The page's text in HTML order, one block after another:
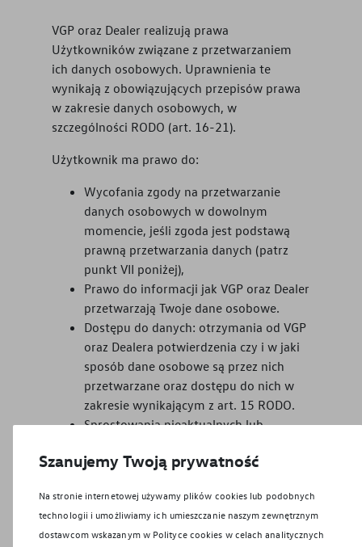
VGP oraz Dealer realizują prawa
Użytkowników związane z przetwarzaniem
ich danych osobowych. Uprawnienia te
wynikają z obowiązujących przepisów prawa
w zakresie danych osobowych, w
szczególności RODO (art. 16-21).
Użytkownik ma prawo do:
Wycofania zgody na przetwarzanie
danych osobowych w dowolnym
momencie, jeśli zgoda jest podstawą
prawną przetwarzania danych (patrz
punkt VII poniżej),
Prawo do informacji jak VGP oraz Dealer
przetwarzają Twoje dane osobowe.
Dostępu do danych: otrzymania od VGP
oraz Dealera potwierdzenia czy i w jaki
sposób dane osobowe są przez nich
przetwarzane oraz dostępu do nich w
zakresie wynikającym z art. 15 RODO.
Sprostowania nieaktualnych lub
także prawo do ich uzupełnienia w
Sprzeciwu wobec przetwarzania Twoich
danych osobowych w przyczyn
związanych ze szczególną sytuacją, jeśli
Szanujemy Twoją prywatność
Na stronie internetowej używamy plików cookies lub podobnych
technologii i umożliwiamy ich umieszczanie naszym zewnętrznym
dostawcom wskazanym w Polityce cookies w celach analitycznych